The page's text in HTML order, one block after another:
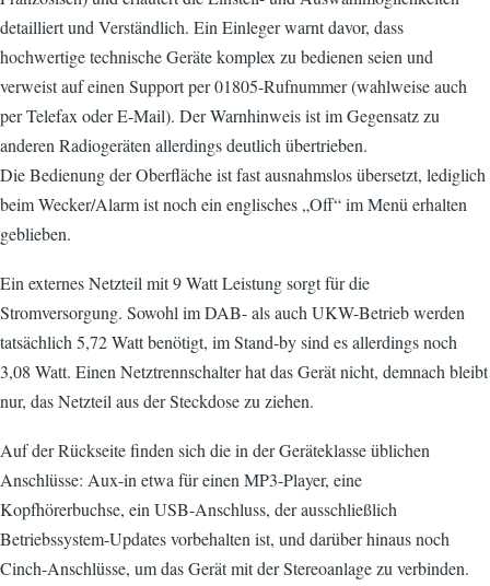
detailliert und Verständlich. Ein Einleger warnt davor, dass
hochwertige technische Geräte komplex zu bedienen seien und
verweist auf einen Support per 01805-Rufnummer (wahlweise auch
per Telefax oder E-Mail). Der Warnhinweis ist im Gegensatz zu
anderen Radiogeräten allerdings deutlich übertrieben.
Die Bedienung der Oberfläche ist fast ausnahmslos übersetzt, lediglich
beim Wecker/Alarm ist noch ein englisches „Off“ im Menü erhalten
geblieben.
Ein externes Netzteil mit 9 Watt Leistung sorgt für die
Stromversorgung. Sowohl im DAB- als auch UKW-Betrieb werden
tatsächlich 5,72 Watt benötigt, im Stand-by sind es allerdings noch
3,08 Watt. Einen Netztrennschalter hat das Gerät nicht, demnach bleibt
nur, das Netzteil aus der Steckdose zu ziehen.
Auf der Rückseite finden sich die in der Geräteklasse üblichen
Anschlüsse: Aux-in etwa für einen MP3-Player, eine
Kopfhörerbuchse, ein USB-Anschluss, der ausschließlich
Betriebssystem-Updates vorbehalten ist, und darüber hinaus noch
Cinch-Anschlüsse, um das Gerät mit der Stereoanlage zu verbinden.